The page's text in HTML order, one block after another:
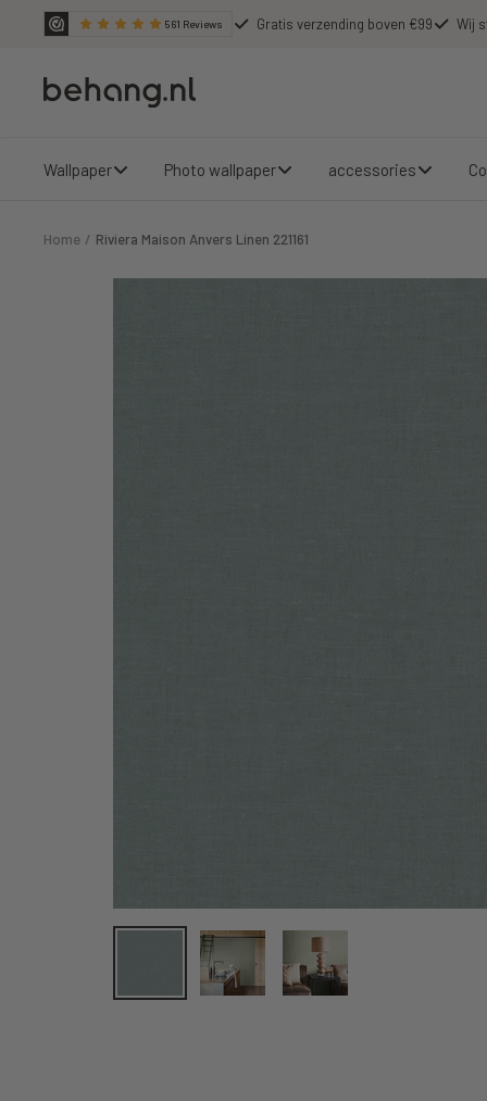
561 Reviews Gratis verzending boven €99 Wij
Behang.nl
Wallpaper Photo wallpaper accessories
Home Riviera Maison Anvers Linen 221161